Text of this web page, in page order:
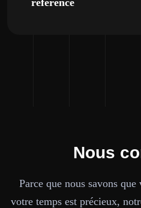
référencé
Nous
Parce que nous savons
votre temps est précieux,